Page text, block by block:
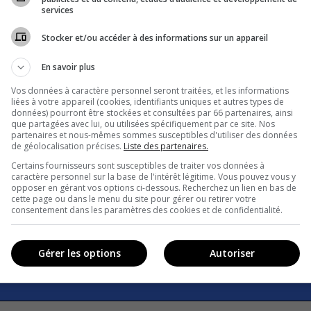
services
Stocker et/ou accéder à des informations sur un appareil
En savoir plus
Vos données à caractère personnel seront traitées, et les informations
liées à votre appareil (cookies, identifiants uniques et autres types de
données) pourront être stockées et consultées par 66 partenaires, ainsi
que partagées avec lui, ou utilisées spécifiquement par ce site. Nos
partenaires et nous-mêmes sommes susceptibles d'utiliser des données
de géolocalisation précises. Liste des partenaires.
Certains fournisseurs sont susceptibles de traiter vos données à
caractère personnel sur la base de l'intérêt légitime. Vous pouvez vous y
opposer en gérant vos options ci-dessous. Recherchez un lien en bas de
cette page ou dans le menu du site pour gérer ou retirer votre
consentement dans les paramètres des cookies et de confidentialité.
Autoriser
Gérer les options